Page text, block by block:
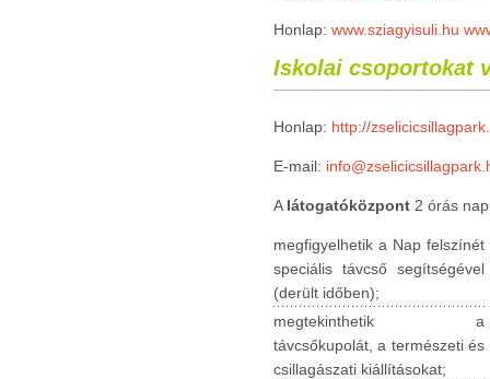
Honlap: www.sziagyisuli.hu
Iskolai csoportokat
Honlap: http://
E-mail:
A látogatóközpont 2 órás
megfigyelhetik a Nap felszínét
speciális távcső segítségével
(derült időben);
megtekinthetik a
távcsőkupolát, a természeti és
csillagászati kiállításokat;